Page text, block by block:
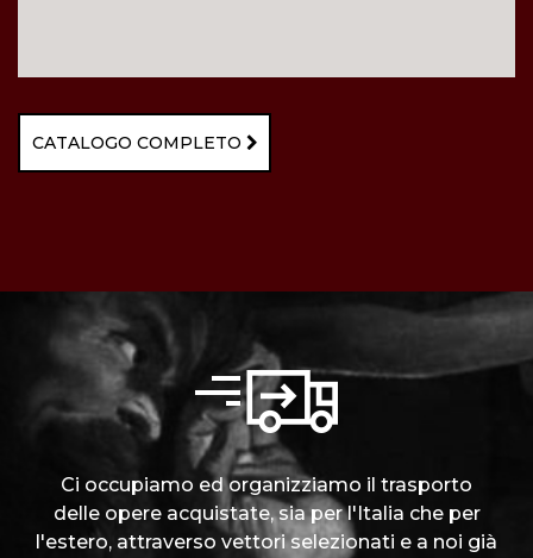
CATALOGO COMPLETO
Ci occupiamo ed organizziamo il trasporto
delle opere acquistate, sia per l'Italia che per
l'estero, attraverso vettori selezionati e a noi già